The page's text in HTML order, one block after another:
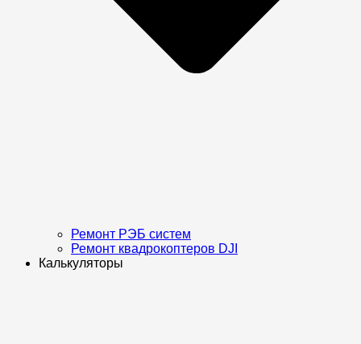
Ремонт РЭБ систем
Ремонт квадрокоптеров DJI
Калькуляторы